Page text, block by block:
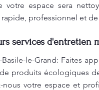
votre espace sera
professionnel et
services d'entretien
le-Grand: Faites
produits écologiques
votre espace et